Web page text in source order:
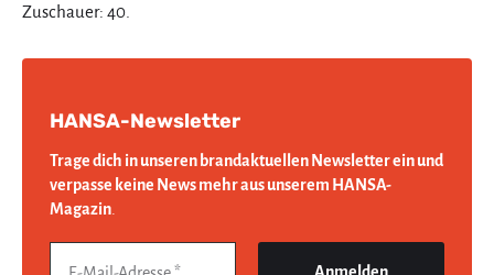
Zuschauer: 40.
HANSA-Newsletter
Trage dich in unseren brandaktuellen Newsletter ein und
verpasse keine News mehr aus unserem HANSA-
Magazin.